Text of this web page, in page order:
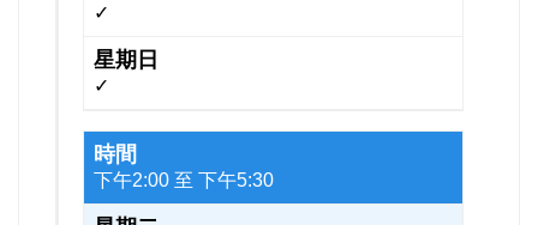
✓
✓
下午2:00 至 下午5:30